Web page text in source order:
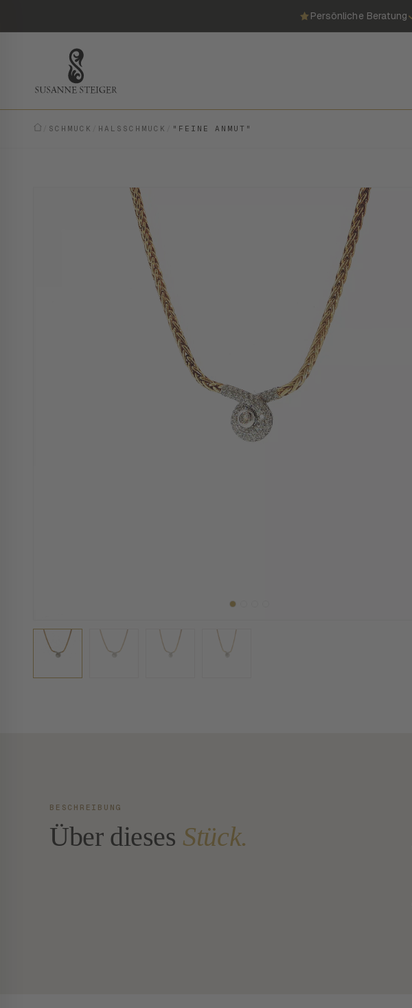
Persönliche Beratung
SCHMUCK HALSSCHMUCK "FEINE ANMUT"
VINTAGE · EINZELSTÜCK
BESCHREIBUNG
Über dieses Stück.